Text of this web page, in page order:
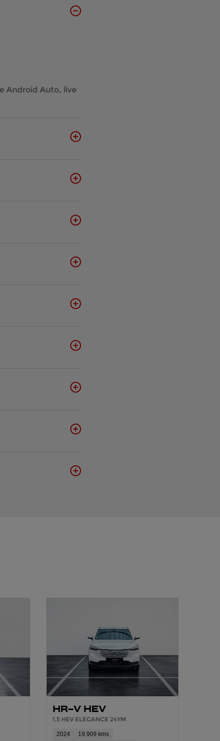
Android Auto, live
HR-V HEV
1.5 HEV ELEGANCE 24YM
2024
19.909 kms